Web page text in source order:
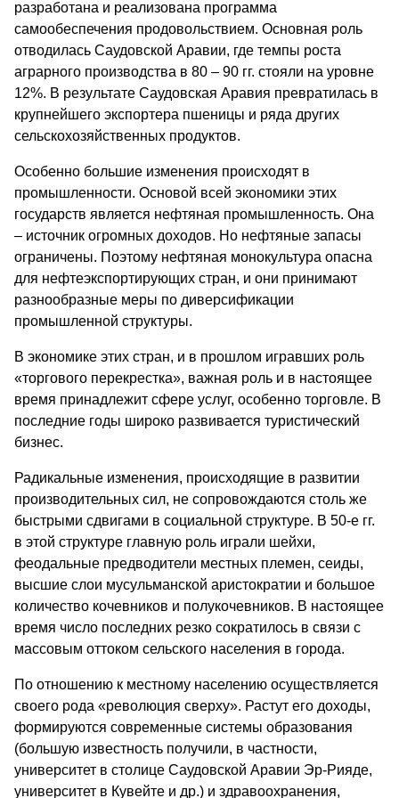
разработана и реализована программа
самообеспечения продовольствием. Основная роль
отводилась Саудовской Аравии, где темпы роста
аграрного производства в 80 – 90 гг. стояли на уровне
12%. В результате Саудовская Аравия превратилась в
крупнейшего экспортера пшеницы и ряда других
сельскохозяйственных продуктов.
Особенно большие изменения происходят в
промышленности. Основой всей экономики этих
государств является нефтяная промышленность. Она
– источник огромных доходов. Но нефтяные запасы
ограничены. Поэтому нефтяная монокультура опасна
для нефтеэкспортирующих стран, и они принимают
разнообразные меры по диверсификации
промышленной структуры.
В экономике этих стран, и в прошлом игравших роль
«торгового перекрестка», важная роль и в настоящее
время принадлежит сфере услуг, особенно торговле. В
последние годы широко развивается туристический
бизнес.
Радикальные изменения, происходящие в развитии
производительных сил, не сопровождаются столь же
быстрыми сдвигами в социальной структуре. В 50-е гг.
в этой структуре главную роль играли шейхи,
феодальные предводители местных племен, сеиды,
высшие слои мусульманской аристократии и большое
количество кочевников и полукочевников. В настоящее
время число последних резко сократилось в связи с
массовым оттоком сельского населения в города.
По отношению к местному населению осуществляется
своего рода «революция сверху». Растут его доходы,
формируются современные системы образования
(большую известность получили, в частности,
университет в столице Саудовской Аравии Эр-Рияде,
университет в Кувейте и др.) и здравоохранения,